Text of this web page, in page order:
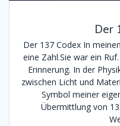
Der
Der 137 Codex In
eine Zahl.Sie war ein
Erinnerung. In der
zwischen Licht und
Symbol meiner
Übermittlung von